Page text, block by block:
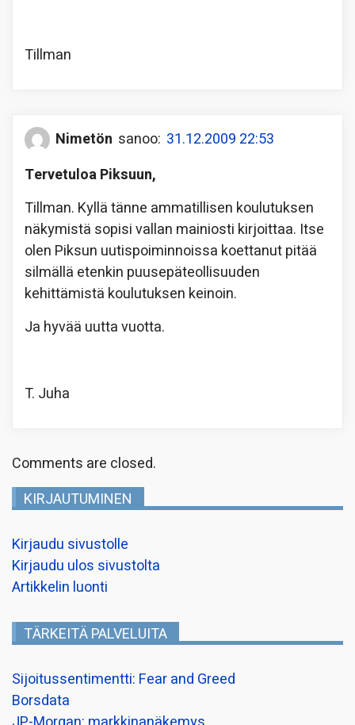
Tillman
Nimetön sanoo: 31.12.2009 22:53
Tervetuloa Piksuun,
Tillman. Kyllä tänne ammatillisen koulutuksen
näkymistä sopisi vallan mainiosti kirjoittaa. Itse
olen Piksun uutispoiminnoissa koettanut pitää
silmällä etenkin puusepäteollisuuden
kehittämistä koulutuksen keinoin.
Ja hyvää uutta vuotta.
T. Juha
Comments are closed.
KIRJAUTUMINEN
Kirjaudu sivustolle
Kirjaudu ulos sivustolta
Artikkelin luonti
TÄRKEITÄ PALVELUITA
Sijoitussentimentti: Fear and Greed
Borsdata